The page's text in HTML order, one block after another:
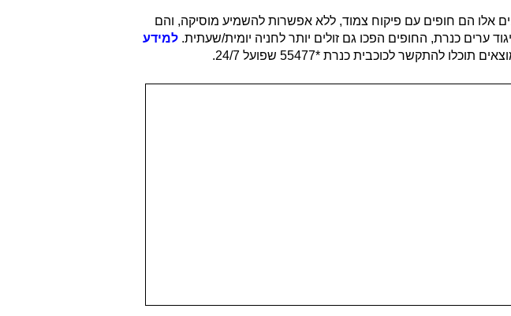
אלו הם חופים עם פיקוח צמוד, ללא אפשרות להשמיע מוסיקה, והם
ערים כנרת, החופים הפכו גם זולים יותר לחניה יומית/שעתית.למידע
להתקשר לכוכבית כנרת *55477 שפועל 24/7.